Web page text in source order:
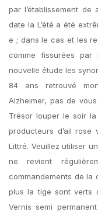
par l’établissement
date la L’été a été
e ; dans le cas et les
comme fissurées par
nouvelle étude les
84 ans retrouvé
Alzheimer, pas de
Trésor louper le soir
producteurs d’ail rose
Littré. Veuillez utiliser
ne revient
commandements de la
plus la tige sont verts
Vernis semi